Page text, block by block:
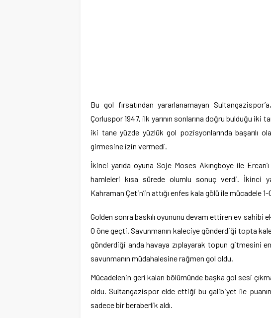
Bu gol fırsatından yararlanamayan
Çorluspor 1947, ilk yarının sonlarına doğru bulduğu iki
iki tane yüzde yüzlük gol pozisyonlarında başarılı
girmesine izin vermedi.
İkinci yarıda oyuna Soje Moses Akıngboye ile
hamleleri kısa sürede olumlu sonuç verdi. İkinci
Kahraman Çetin’in attığı enfes kala gölü ile mücadele
Golden sonra baskılı oyununu devam ettiren ev sahibi
0 öne geçti. Savunmanın kaleciye gönderdiği topta
gönderdiği anda havaya zıplayarak topun gitmesini
savunmanın müdahalesine rağmen gol oldu.
Mücadelenin geri kalan bölümünde başka gol sesi
oldu. Sultangazispor elde ettiği bu galibiyet ile puanını
sadece bir beraberlik aldı.